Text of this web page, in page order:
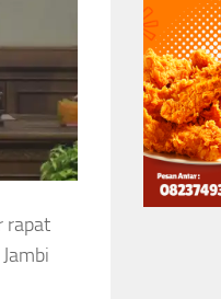
rapat
Sungai Penuh
Benteng
Libatkan
Agama hingga
Keamanan